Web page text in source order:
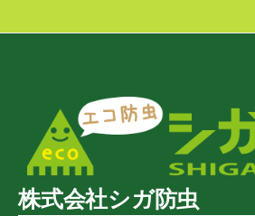
株式会社シガ防虫